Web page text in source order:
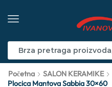
Početna SALON KERAMIKE
Plocica Mantova Sabbia 30×60